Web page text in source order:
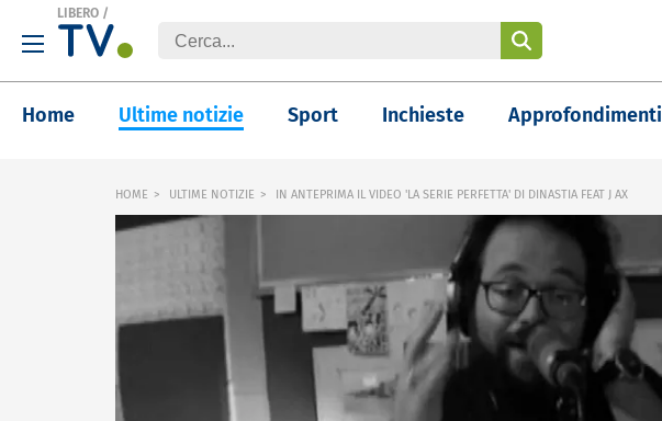
LIBERO /
Home Ultime notizie Sport Inchieste Approfondimenti
HOME ULTIME NOTIZIE IN ANTEPRIMA IL VIDEO 'LA SERIE PERFETTA' DI DINASTIA FEAT J AX